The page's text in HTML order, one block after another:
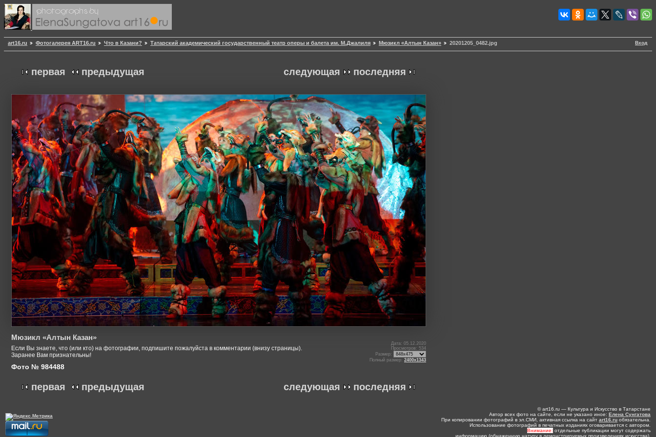
Вход
art16.ru Фотогалерея ART16.ru Что в Казани? Татарский академический государственный театр оперы и балета им. М.Джалиля Мюзикл «Алтын Казан» 20201205_0482.jpg
следующая последняя
первая предыдущая
Мюзикл «Алтын Казан»
Если Вы знаете, что (или кто) на фотографии, подпишите пожалуйста в комментарии (внизу страницы).
Заранее Вам признательны!
Фото № 984488
Дата: 05.12.2020
Просмотров: 534
Размер:
Полный размер: 2400x1343
следующая последняя
первая предыдущая
© art16.ru — Культура и Искусство в Татарстане
Автор всех фото на сайте, если не указано иное: Елена Сунгатова
При копировании фотографий в эл.СМИ, активная ссылка на сайт art16.ru обязательна.
Использование фотографий в печатных изданиях оговаривается с автором.
Внимание: отдельные публикации могут содержать
информацию (обнаженную натуру в демонстрируемых произведениях искусства),